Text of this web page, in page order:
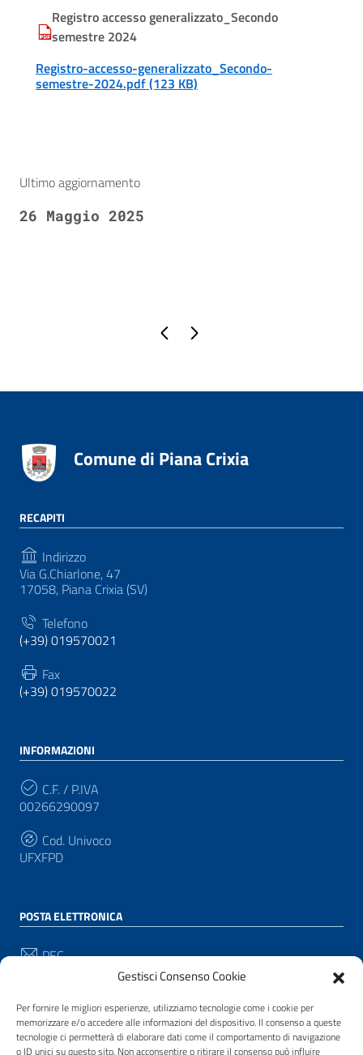
Gestisci Consenso Cookie
Per fornire le migliori esperienze, utilizziamo tecnologie come i cookie per
memorizzare e/o accedere alle informazioni del dispositivo. Il consenso a queste
tecnologie ci permetterà di elaborare dati come il comportamento di navigazione
o ID unici su questo sito. Non acconsentire o ritirare il consenso può influire
Registro accesso generalizzato_Secondo
semestre 2024
Registro-accesso-generalizzato_Secondo-
semestre-2024.pdf (123 KB)
Ultimo aggiornamento
26 Maggio 2025
Pagina precedente
Comune di Piana Crixia
RECAPITI
Indirizzo
Via G.Chiarlone, 47
17058, Piana Crixia (SV)
Telefono
(+39) 019570021
Fax
(+39) 019570022
INFORMAZIONI
C.F. / P.IVA
00266290097
Cod. Univoco
UFXFPD
POSTA ELETTRONICA
PEC
protocollo@pec.comune.pianacrixia.sv.it
Email
protocollo@comune.pianacrixia.sv.it